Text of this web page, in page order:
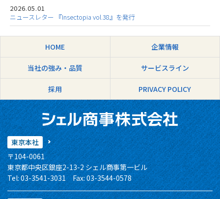
2026.05.01
ニュースレター 『Insectopia vol.38』を発行
HOME 企業情報
当社の強み・品質 サービスライン
採用 PRIVACY POLICY
東京本社
〒104-0061
東京都中央区銀座2-13-2 シェル商事第一ビル
Tel: 03-3541-3031 Fax: 03-3544-0578